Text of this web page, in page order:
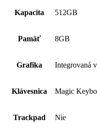
Kapacita 512GB
Pamäť 8GB
Grafika Integrovaná
Klávesnica Magic
Trackpad Nie